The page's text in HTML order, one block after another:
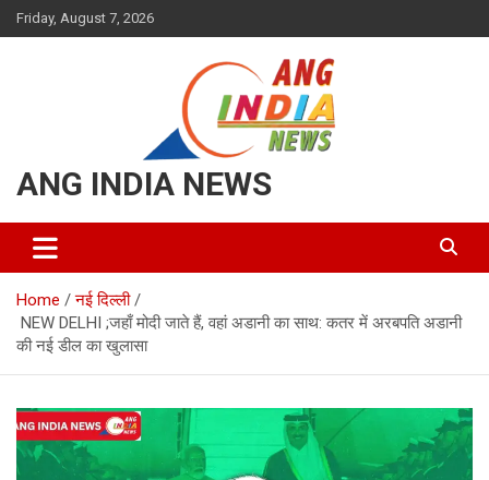
Skip
to
Friday, August 7, 2026
ANG INDIA NEWS
Home
नई दिल्ली
NEW DELHI ;जहाँ मोदी जाते हैं, वहां अडानी का साथ: कतर में अरबपति अडानी
की नई डील का खुलासा